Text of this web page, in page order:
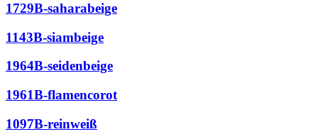
1729B-saharabeige
1143B-siambeige
1964B-seidenbeige
1961B-flamencorot
1097B-reinweiß